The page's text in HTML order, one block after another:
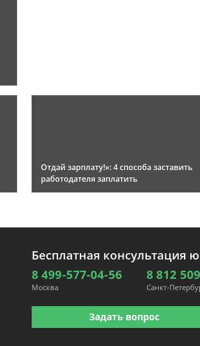
Отдай зарплату!»: 4 способа заставить
работодателя заплатить
Бесплатная консультация
8 499-577-04-56
Москва
8 812
Санкт-
Задать вопрос